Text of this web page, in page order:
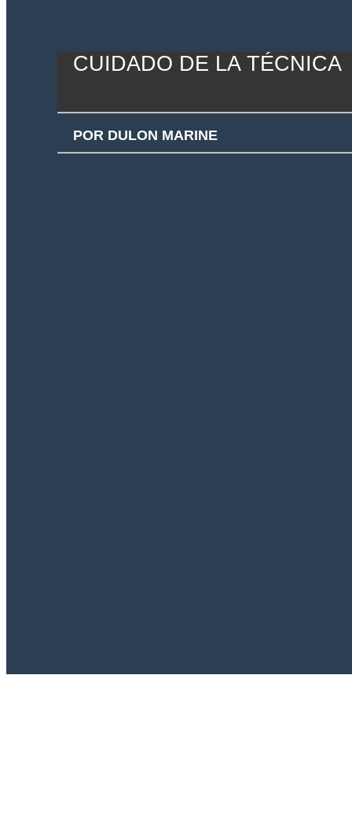
CUIDADO DE LA TÉCNICA
POR DULON MARINE